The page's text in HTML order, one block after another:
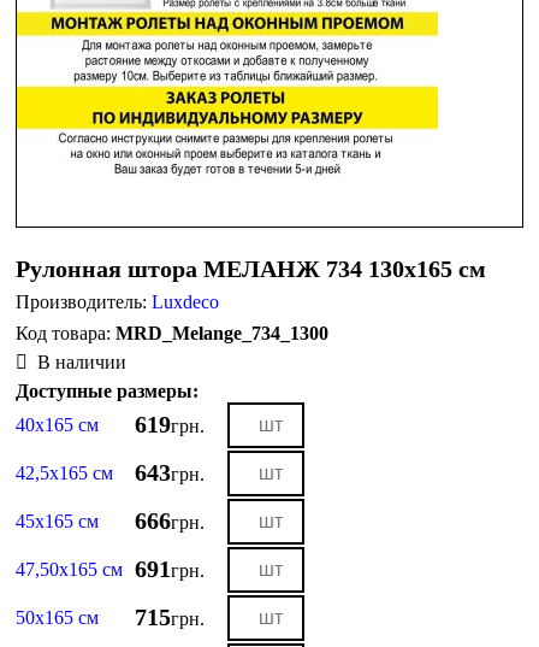
Рулонная штора МЕЛАНЖ 734 130х165 см
Производитель:Luxdeco
MRD_Melange_734_1300
В наличии
Доступные размеры:
40х165 см
619грн.
42,5х165 см 643грн.
45х165 см 666грн.
47,50х165 см 691грн.
50х165 см 715грн.